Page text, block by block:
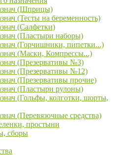
(Шприцы)
(Тесты на беременность)
(Салфетки)
(Пластыри наборы)
(Горчишники, пипетки...)
(Маски, Компрессы...)
(Презервативы №3)
(Презервативы №12)
(Презервативы прочие)
(Пластыри рулоны)
(Гольфы, колготки, шорты,
(Перевязочные средства)
простыни
сборы